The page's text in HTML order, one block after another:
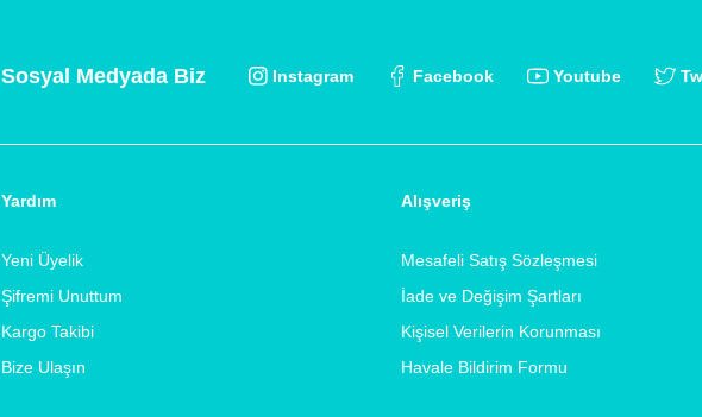
Sosyal Medyada Biz Instagram Facebook Youtube
Yardım
Yeni Üyelik
Şifremi Unuttum
Kargo Takibi
Bize Ulaşın
Alışveriş
Mesafeli Satış Sözleşmesi
İade ve Değişim Şartları
Kişisel Verilerin Korunması
Havale Bildirim Formu